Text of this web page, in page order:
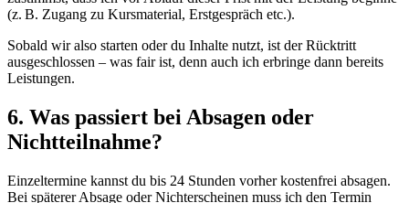
(z. B. Zugang zu Kursmaterial, Erstgespräch etc.).
Sobald wir also starten oder du Inhalte nutzt, ist der Rücktritt
ausgeschlossen – was fair ist, denn auch ich erbringe dann bereits
Leistungen.
6. Was passiert bei Absagen oder
Nichtteilnahme?
Einzeltermine kannst du bis 24 Stunden vorher kostenfrei absagen.
Bei späterer Absage oder Nichterscheinen muss ich den Termin